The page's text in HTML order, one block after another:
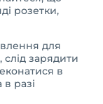
розетки,
для
зарядити
в
разі